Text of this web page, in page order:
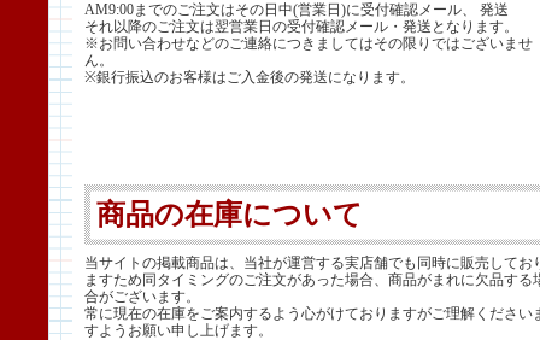
AM9:00までのご注文はその日中(営業日)に受付確認メール、 発送
それ以降のご注文は翌営業日の受付確認メール・発送となります。
※お問い合わせなどのご連絡につきましてはその限りではございませ
ん。
※銀行振込のお客様はご入金後の発送になります。
商品の在庫について
当サイトの掲載商品は、当社が運営する実店舗でも同時に販売してお
ますため同タイミングのご注文があった場合、商品がまれに欠品する
合がございます。
常に現在の在庫をご案内するよう心がけておりますがご理解ください
すようお願い申し上げます。